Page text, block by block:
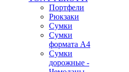
Портфели
Рюкзаки
Сумки
Сумки
формата А4
Сумки
дорожные -